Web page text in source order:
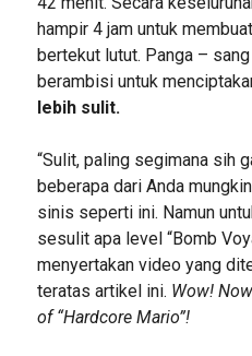
hampir 4 jam untuk
bertekut lutut. Panga –
berambisi untuk
lebih sulit.
“Sulit, paling segimana sih
beberapa dari Anda
sinis seperti ini. Namun
sesulit apa level “Bomb
menyertakan video yang
teratas artikel ini. Wow!
of “Hardcore Mario”!